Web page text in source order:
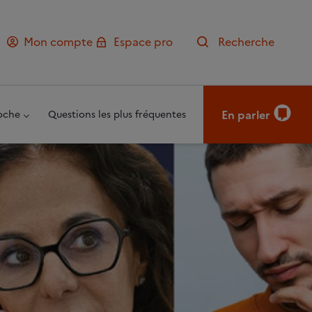
Mon compte Espace pro Recherche
Questions les plus fréquentes En parler